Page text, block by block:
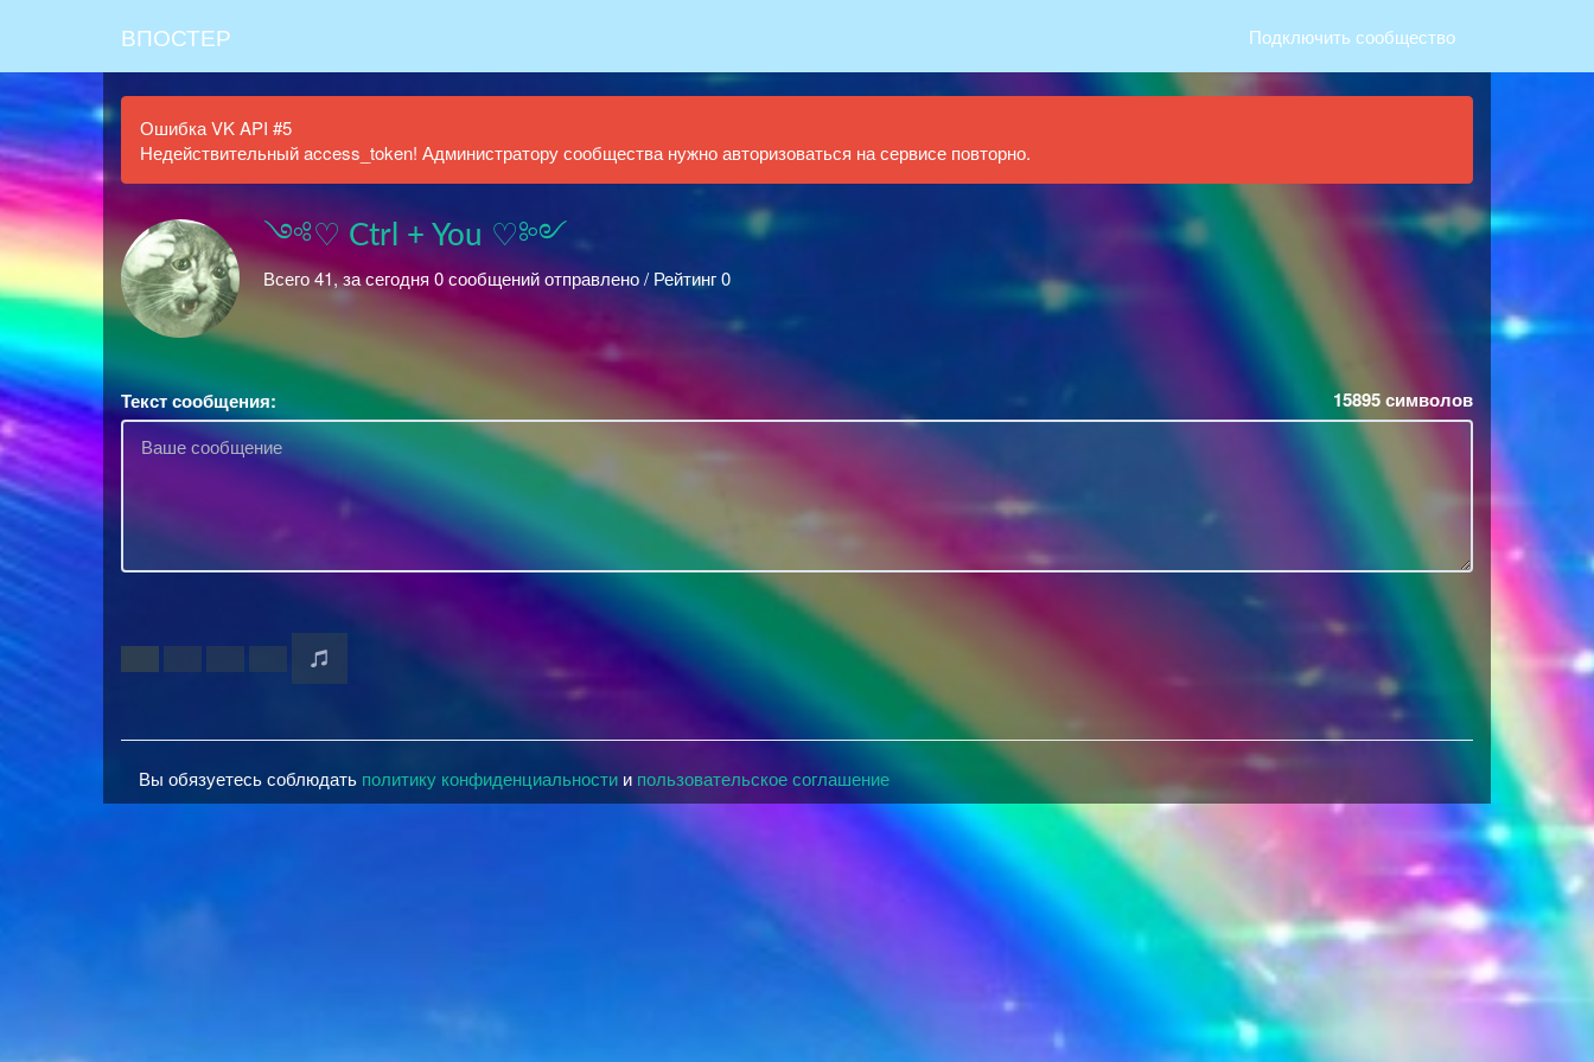
ВПОСТЕР Подключить сообщество
Ошибка VK API #5
Недействительный access_token! Администратору сообщества нужно авторизоваться на сервисе повторно.
༺♡ Ctrl + You ♡༻
Всего 41, за сегодня 0 сообщений отправлено / Рейтинг 0
Текст сообщения: 15895символов
Вы обязуетесь соблюдать политику конфиденциальности и пользовательское соглашение